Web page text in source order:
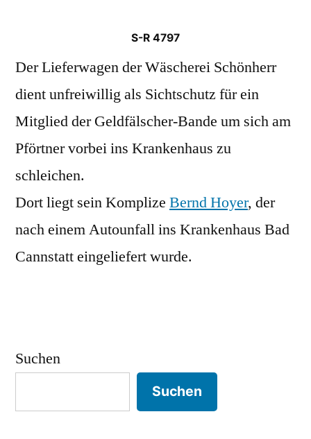
S-R 4797
Der Lieferwagen der Wäscherei Schönherr
dient unfreiwillig als Sichtschutz für ein
Mitglied der Geldfälscher-Bande um sich am
Pförtner vorbei ins Krankenhaus zu
schleichen.
Dort liegt sein Komplize Bernd Hoyer, der
nach einem Autounfall ins Krankenhaus Bad
Cannstatt eingeliefert wurde.
Suchen
Suchen